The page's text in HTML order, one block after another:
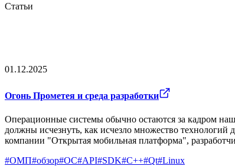
Статьи
01.12.2025
Огонь Прометея и среда разработки
Операционные системы обычно остаются за кадром
должны исчезнуть, как исчезло множество технологий
компании "Открытая мобильная платформа",
#ОМП#обзор#ОС#АPI#SDK#C++#Qt#Linux